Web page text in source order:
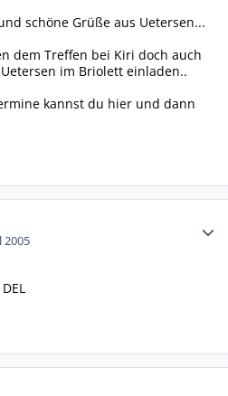
schöne Grüße aus Uetersen...
dem Treffen bei Kiri doch auch
im Briolett einladen..
kannst du hier und dann
2005